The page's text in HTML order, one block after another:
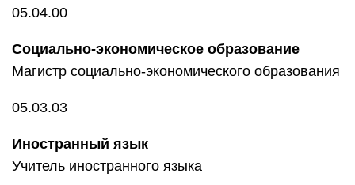
05.04.00
Социально-экономическое образование
Магистр социально-экономического образования
05.03.03
Иностранный язык
Учитель иностранного языка